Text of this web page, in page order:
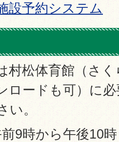
設予約システム
村松体育館（さ
ロードも可）に
い。
9時から午後10